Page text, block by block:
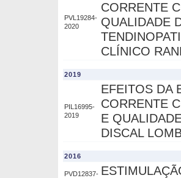
PVL19284-
2020
CORRENTE
QUALIDADE
CLÍNICO
2019
PIL16995-
2019
EFEITOS DA
CORRENTE
E
DISCAL
2016
PVD12837-